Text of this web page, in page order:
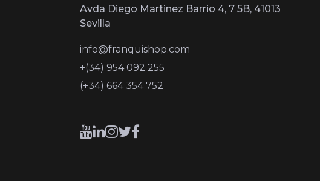
Avda Diego Martinez Barrio 4, 7 5B, 41013
Sevilla
info@franquishop.com
+(34) 954 092 255
(+34) 664 354 752